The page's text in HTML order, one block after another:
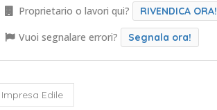
Proprietario o lavori qui? RIVENDICA ORA!
Vuoi segnalare errori? Segnala ora!
Impresa Edile